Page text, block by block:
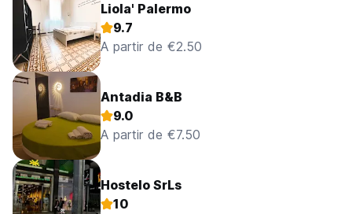
Liola' Palermo
9.7
A partir de €2.50
Antadia B&B
9.0
A partir de €7.50
Hostelo SrLs
10